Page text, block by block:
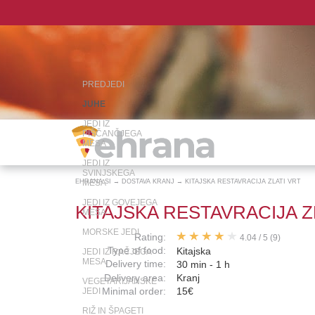
EHRANA.SI → DOSTAVA KRANJ → KITAJSKA RESTAVRACIJA ZLATI VRT
KITAJSKA RESTAVRACIJA
Rating:
Type of food:
Delivery time:
4.04 /5 (9)
Kitajska
30 min - 1 h
Delivery area:
Kranj
Minimal order:
15€
PREDJEDI
JUHE
JEDI IZ
PIŠČANČJEGA
MESA
JEDI IZ
SVINJSKEGA
MESA
JEDI IZ GOVEJEGA
MESA
MORSKE JEDI
JEDI IZ RAČJEGA
MESA
VEGETARIJANSKE
JEDI
RIŽ IN ŠPAGETI